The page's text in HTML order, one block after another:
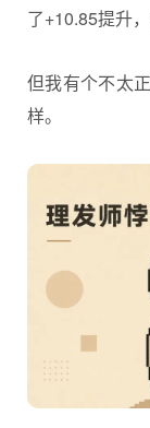
了+10.85提升
但我有个不太
样。